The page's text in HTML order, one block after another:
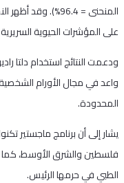
المنحنى = 96.4%).
على المؤشرات الحيوية
ودعمت النتائج استخدام
واعد في مجال الأورام الشخصية
المحدودة.
يشار إلى أن برنامج ماجستير
فلسطين والشرق الأوسط، كما
الطبي في حرمها الرئيس.